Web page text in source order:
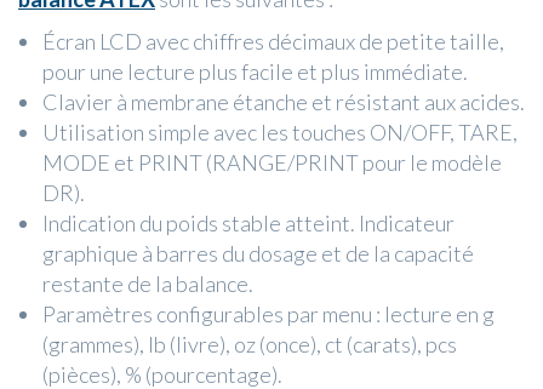
Écran LCD avec chiffres décimaux de petite taille,
pour une lecture plus facile et plus immédiate.
Clavier à membrane étanche et résistant aux acides.
Utilisation simple avec les touches ON/OFF, TARE,
MODE et PRINT (RANGE/PRINT pour le modèle
DR).
Indication du poids stable atteint. Indicateur
graphique à barres du dosage et de la capacité
restante de la balance.
Paramètres configurables par menu : lecture en g
(grammes), lb (livre), oz (once), ct (carats), pcs
(pièces), % (pourcentage).